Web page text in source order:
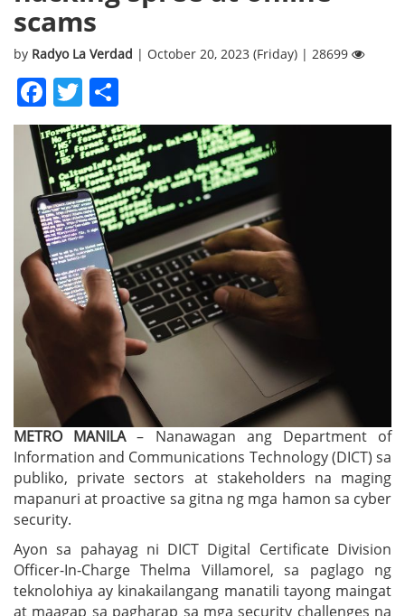
scams
by Radyo La Verdad | October 20, 2023 (Friday) | 28699
Facebook
Twitter
METRO MANILA– Nanawagan ang Department of
Information and Communications Technology (DICT) sa
publiko, private sectors at stakeholders na maging
mapanuri at proactive sa gitna ng mga hamon sa cyber
security.
Ayon sa pahayag ni DICT Digital Certificate Division
Officer-In-Charge Thelma Villamorel, sa paglago ng
teknolohiya ay kinakailangang manatili tayong maingat
at maagap sa pagharap sa mga security challenges na